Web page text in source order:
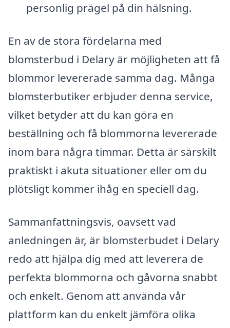
personlig prägel på din hälsning.
En av de stora fördelarna med
blomsterbud i Delary är möjligheten att få
blommor levererade samma dag. Många
blomsterbutiker erbjuder denna service,
vilket betyder att du kan göra en
beställning och få blommorna levererade
inom bara några timmar. Detta är särskilt
praktiskt i akuta situationer eller om du
plötsligt kommer ihåg en speciell dag.
Sammanfattningsvis, oavsett vad
anledningen är, är blomsterbudet i Delary
redo att hjälpa dig med att leverera de
perfekta blommorna och gåvorna snabbt
och enkelt. Genom att använda vår
plattform kan du enkelt jämföra olika